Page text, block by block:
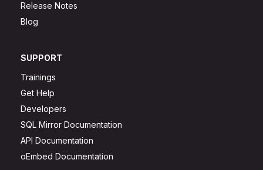
Release Notes
Blog
SUPPORT
Trainings
Get Help
Developers
SQL Mirror Documentation
API Documentation
oEmbed Documentation